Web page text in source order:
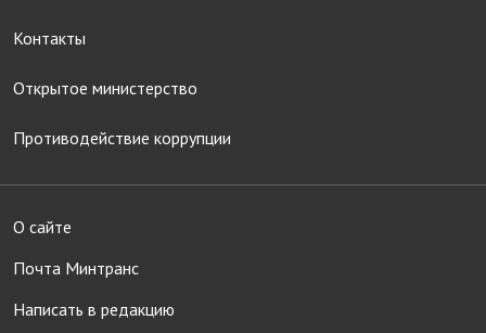
Контакты
Открытое министерство
Противодействие коррупции
О сайте
Почта Минтранс
Написать в редакцию